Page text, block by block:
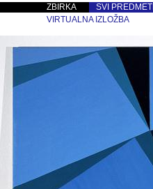
ZBIRKA
SVI PREDMETI
VIRTUALNA IZLOŽBA